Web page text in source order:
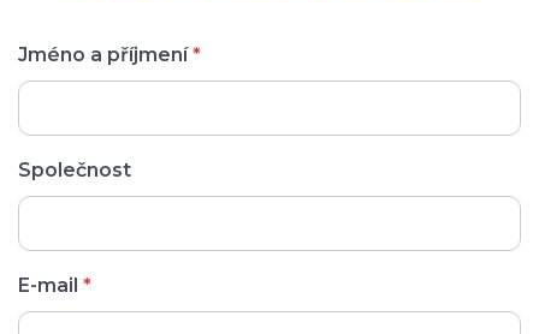
Jméno a příjmení*
Společnost
E-mail *